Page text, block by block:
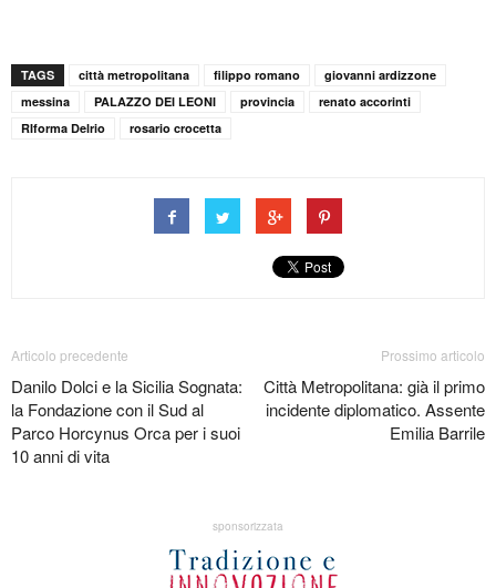
TAGS città metropolitana filippo romano
giovanni ardizzone
messina
PALAZZO DEI LEONI provincia
renato accorinti
RIforma Delrio
rosario crocetta
Articolo precedente
Danilo Dolci e la Sicilia Sognata:
la Fondazione con il Sud al
Parco Horcynus Orca per i suoi
10 anni di vita
Prossimo articolo
Città Metropolitana: già il primo
incidente diplomatico. Assente
Emilia Barrile
sponsorizzata